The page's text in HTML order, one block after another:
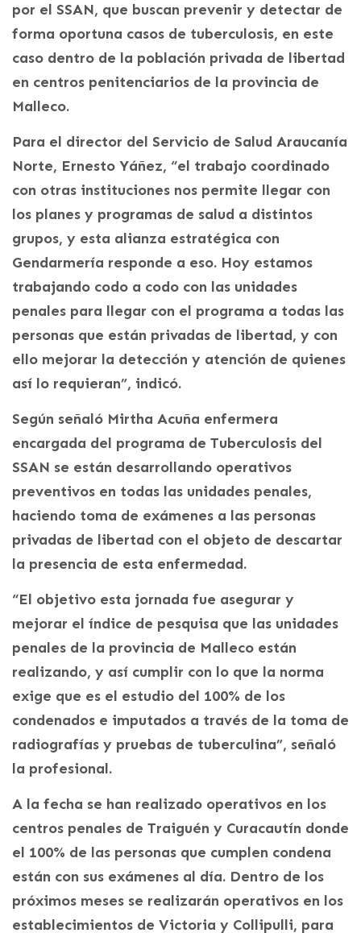
por el SSAN, que buscan prevenir y detectar de
forma oportuna casos de tuberculosis, en este
caso dentro de la población privada de libertad
en centros penitenciarios de la provincia de
Malleco.
Para el director del Servicio de Salud Araucanía
Norte, Ernesto Yáñez, “el trabajo coordinado
con otras instituciones nos permite llegar con
los planes y programas de salud a distintos
grupos, y esta alianza estratégica con
Gendarmería responde a eso. Hoy estamos
trabajando codo a codo con las unidades
penales para llegar con el programa a todas las
personas que están privadas de libertad, y con
ello mejorar la detección y atención de quienes
así lo requieran”, indicó.
Según señaló Mirtha Acuña enfermera
encargada del programa de Tuberculosis del
SSAN se están desarrollando operativos
preventivos en todas las unidades penales,
haciendo toma de exámenes a las personas
privadas de libertad con el objeto de descartar
la presencia de esta enfermedad.
“El objetivo esta jornada fue asegurar y
mejorar el índice de pesquisa que las unidades
penales de la provincia de Malleco están
realizando, y así cumplir con lo que la norma
exige que es el estudio del 100% de los
condenados e imputados a través de la toma de
radiografías y pruebas de tuberculina”, señaló
la profesional.
A la fecha se han realizado operativos en los
centros penales de Traiguén y Curacautín donde
el 100% de las personas que cumplen condena
están con sus exámenes al día. Dentro de los
próximos meses se realizarán operativos en los
establecimientos de Victoria y Collipulli, para